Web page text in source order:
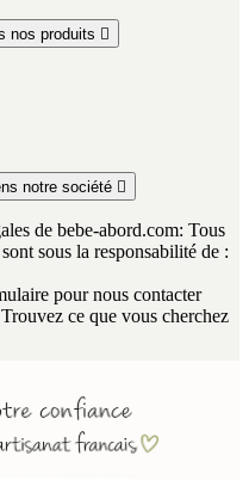
nos produits 
notre société 
de bebe-abord.com: Tous
sous la responsabilité de :
pour nous contacter
ce que vous cherchez